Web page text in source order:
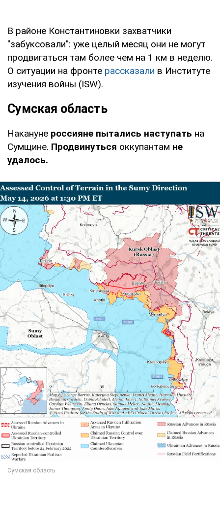
В районе Константиновки захватчики
"забуксовали": уже целый месяц они не могут
продвигаться там более чем на 1 км в неделю.
О ситуации на фронте рассказали в Институте
изучения войны (ISW).
Сумская область
Накануне россияне пытались наступать на
Сумщине. Продвинуться оккупантам не
удалось.